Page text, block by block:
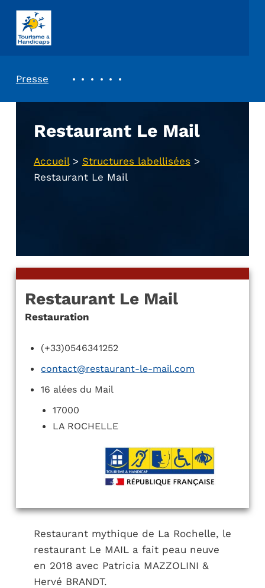
ASSOCIATION TOURISME ET HANDICAPS
Presse
Restaurant Le Mail
Accueil> Structures labellisées >
Restaurant Le Mail
Restaurant Le Mail
Restauration
(+33)0546341252
contact@restaurant-le-mail.com
16 alées du Mail
17000
LA ROCHELLE
Restaurant mythique de La Rochelle, le
restaurant Le MAIL a fait peau neuve
en 2018 avec Patricia MAZZOLINI &
Hervé BRANDT.